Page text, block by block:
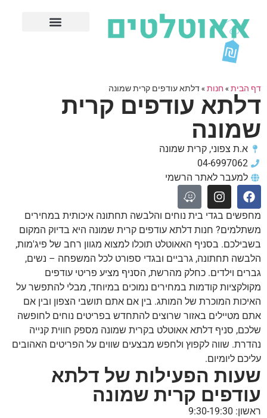
דף הבית» חנות»דלתא עודפים קרית שמונה
דלתא עודפים קרית
שמונה
א.ת צפוני, קרית שמונה
04-6997062
למעבר לאתר הרשמי
מחפשים בגדי בית נוחים והלבשה תחתונה איכותית במחירים
משתלמים? חנות דלתא עודפים קרית שמונה היא בדיוק המקום
בשבילכם. בסניף האאוטלט תוכלו למצוא מגוון רחב של פיג'מות,
הלבשה תחתונה, גרביים ובגדי ספורט לכל המשפחה – נשים,
גברים וילדים. כחלק מהרשת, הסניף מציע פריטי עודפים
מקולקציות קודמות במחירים נמוכים במיוחד, מבלי להתפשר על
האיכות המוכרת של המותג. בין אם אתם תושבי הצפון ובין אם
אתם מטיילים באזור שרוצים להתחדש בפריטים נוחים לחופשה
שלכם, סניף דלתא אאוטלט בקרית שמונה מספק חווית קנייה
נהדרת. שווה לקפוץ ולחפש מבצעים שווים על הפריטים האהובים
עליכם ליומיום.
שעות הפעילות של דלתא
עודפים קרית שמונה
ראשון: 9:30-19:30